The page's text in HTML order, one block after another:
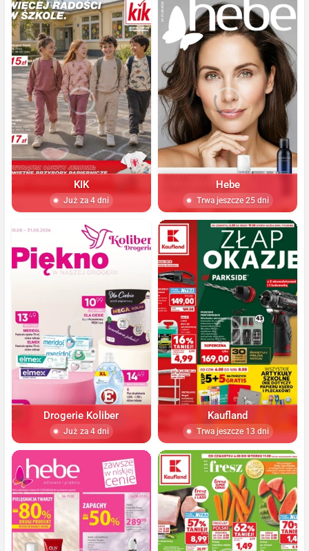
KIK
Już za 4 dni
Hebe
Trwa jeszcze 25 dni
Drogerie Koliber
Już za 4 dni
Kaufland
Trwa jeszcze 13 dni